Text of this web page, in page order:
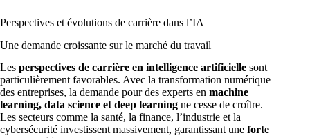
Perspectives et évolutions de carrière dans l’IA
Une demande croissante sur le marché du travail
Les perspectives de carrière en intelligence artificielle sont
particulièrement favorables. Avec la transformation numérique
des entreprises, la demande pour des experts en machine
learning, data science et deep learning ne cesse de croître.
Les secteurs comme la santé, la finance, l’industrie et la
cybersécurité investissent massivement, garantissant une forte